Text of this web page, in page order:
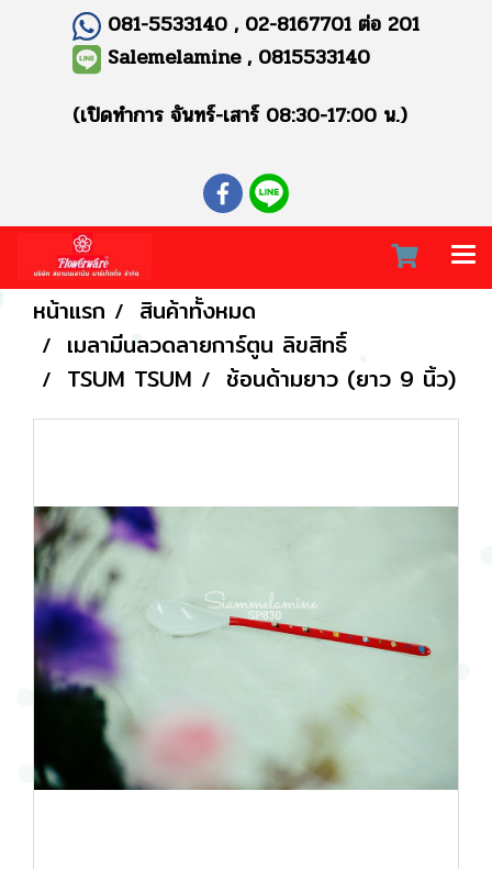
081-5533140 , 02-8167701 ต่อ 201
Salemelamine , 0815533140
(เปิดทำการ จันทร์-เสาร์ 08:30-17:00 น.)
หน้าแรก
สินค้าทั้งหมด
เมลามีนลวดลายการ์ตูน ลิขสิทธิ์
TSUM TSUM
ช้อนด้ามยาว (ยาว 9 นิ้ว)